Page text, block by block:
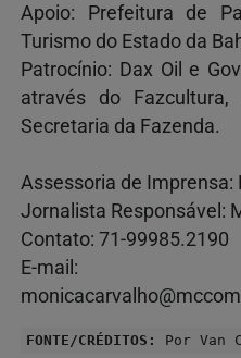
Apoio: Prefeitura de
Turismo do Estado da
Patrocínio: Dax Oil e
através do
Secretaria da Fazenda.
Assessoria de Imprensa:
Jornalista Responsável:
Contato: 71-99985.2190
E-mail:
FONTE/CRÉDITOS: Por Van